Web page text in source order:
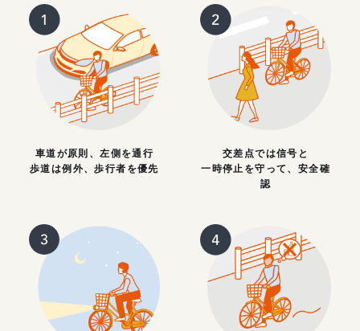
車道が原則、左側を通行
歩道は例外、歩行者を優先
交差点では信号と
一時停止を守って、安全確
認